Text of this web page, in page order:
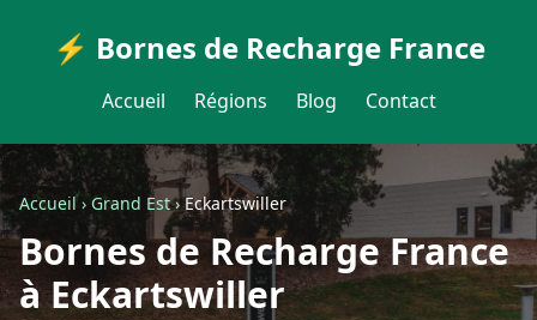
⚡ Bornes de Recharge France
Accueil Régions Blog Contact
Accueil›Grand Est›Eckartswiller
Bornes de Recharge France
à Eckartswiller